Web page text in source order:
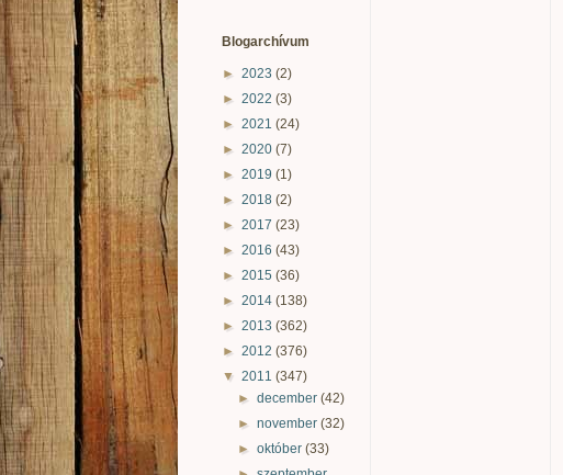
Blogarchívum
► 2023 (2)
► 2022 (3)
► 2021 (24)
► 2020 (7)
► 2019 (1)
► 2018 (2)
► 2017 (23)
► 2016 (43)
► 2015 (36)
► 2014 (138)
► 2013 (362)
► 2012 (376)
▼ 2011 (347)
►december(42)
►november(32)
►október(33)